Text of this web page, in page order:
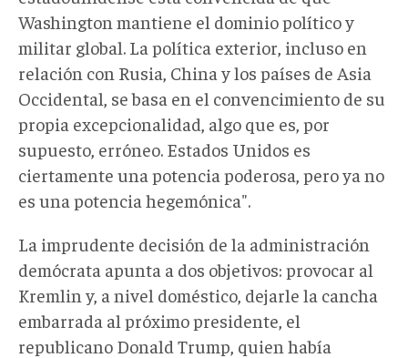
Washington mantiene el dominio político y
militar global. La política exterior, incluso en
relación con Rusia, China y los países de Asia
Occidental, se basa en el convencimiento de su
propia excepcionalidad, algo que es, por
supuesto, erróneo. Estados Unidos es
ciertamente una potencia poderosa, pero ya no
es una potencia hegemónica".
La imprudente decisión de la administración
demócrata apunta a dos objetivos: provocar al
Kremlin y, a nivel doméstico, dejarle la cancha
embarrada al próximo presidente, el
republicano Donald Trump, quien había